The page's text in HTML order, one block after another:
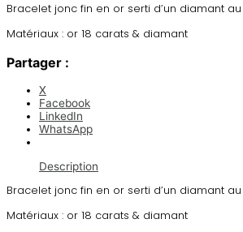
Bracelet jonc fin en or serti d’un diamant
Matériaux : or 18 carats & diamant
Partager :
X
Facebook
LinkedIn
WhatsApp
Description
Bracelet jonc fin en or serti d’un diamant
Matériaux : or 18 carats & diamant